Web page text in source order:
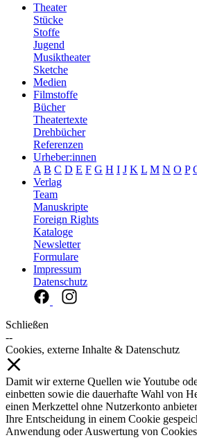
Theater
Stücke
Stoffe
Jugend
Musiktheater
Sketche
Medien
Filmstoffe
Bücher
Theatertexte
Drehbücher
Referenzen
Urheber:innen
A B C D E F G H I J K L M N O P
Verlag
Team
Manuskripte
Foreign Rights
Kataloge
Newsletter
Formulare
Impressum
Datenschutz
Schließen
--
Cookies, externe Inhalte & Datenschutz
Damit wir externe Quellen wie Youtube
einbetten sowie die dauerhafte Wahl von
einen Merkzettel ohne Nutzerkonto
Ihre Entscheidung in einem Cookie
Anwendung oder Auswertung von